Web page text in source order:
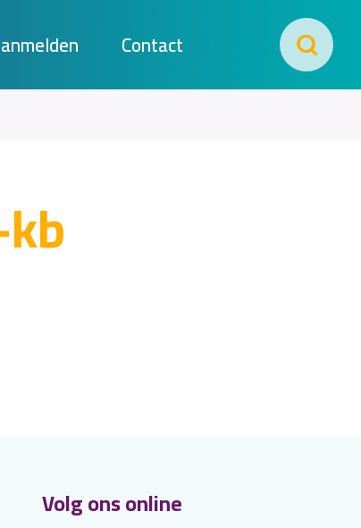
Contact
Volg ons online